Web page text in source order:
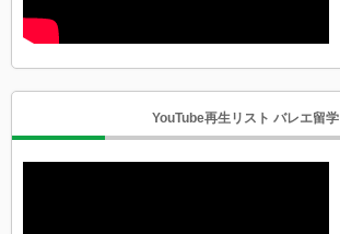
YouTube再生リスト バレエ留学